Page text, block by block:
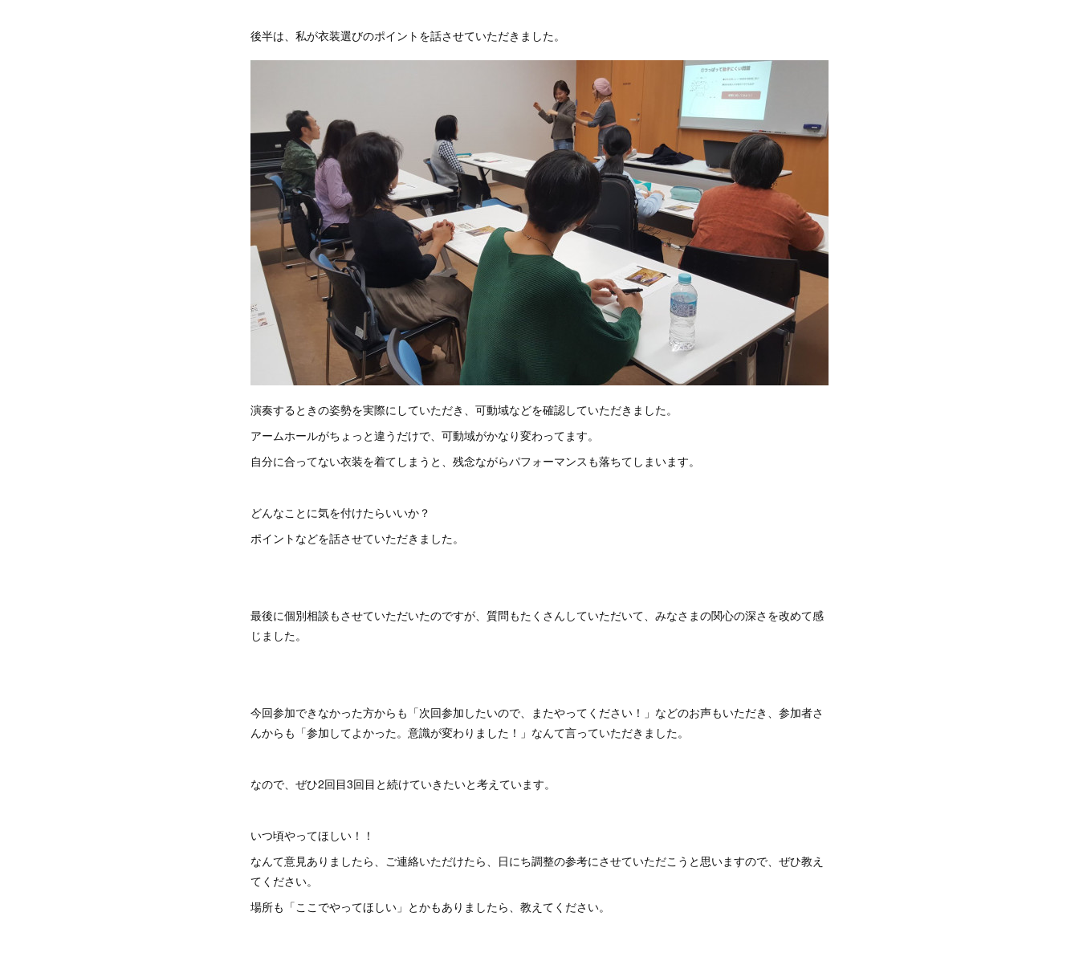
後半は、私が衣装選びのポイントを話させていただきました。
演奏するときの姿勢を実際にしていただき、可動域などを確認していただきました。
アームホールがちょっと違うだけで、可動域がかなり変わってます。
自分に合ってない衣装を着てしまうと、残念ながらパフォーマンスも落ちてしまいます。
どんなことに気を付けたらいいか？
ポイントなどを話させていただきました。
最後に個別相談もさせていただいたのですが、質問もたくさんしていただいて、みなさまの関心の深さを改めて感
じました。
今回参加できなかった方からも「次回参加したいので、またやってください！」などのお声もいただき、参加者さ
んからも「参加してよかった。意識が変わりました！」なんて言っていただきました。
なので、ぜひ2回目3回目と続けていきたいと考えています。
いつ頃やってほしい！！
なんて意見ありましたら、ご連絡いただけたら、日にち調整の参考にさせていただこうと思いますので、ぜひ教え
てください。
場所も「ここでやってほしい」とかもありましたら、教えてください。